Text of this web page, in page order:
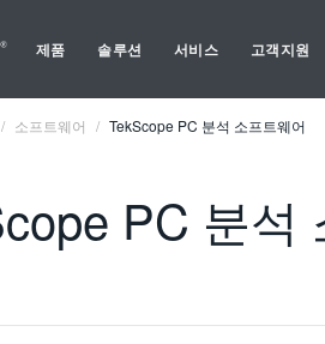
제품 솔루션 서비스 고객지원
소프트웨어 TekScope PC 분석 소프트웨어
PC 분석